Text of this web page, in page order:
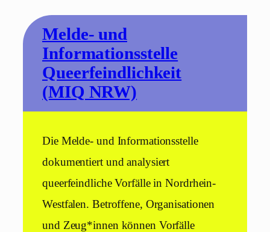
Melde- und
Informationsstelle
Queerfeindlichkeit
(MIQ NRW)
Die Melde- und Informationsstelle
dokumentiert und analysiert
queerfeindliche Vorfälle in Nordrhein-
Westfalen. Betroffene, Organisationen
und Zeug*innen können Vorfälle